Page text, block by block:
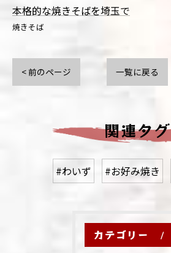
本格的な焼きそばを埼玉で
焼きそば
< 前のページ 一覧に戻る
関連タグ
#わいず #お好み焼き
カテゴリー